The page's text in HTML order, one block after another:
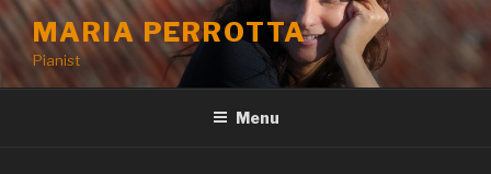
Aller
au
contenu
principal
MARIA PERROTTA
Pianist
Menu